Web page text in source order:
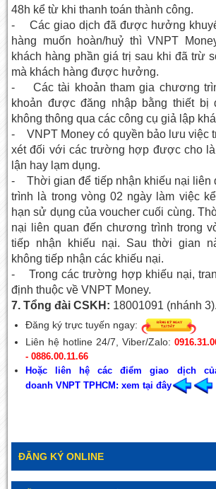
48h kể từ khi thanh toán thành công.
- Các giao dịch đã được hưởng
hàng muốn hoàn/huỷ thì VNPT
khách hàng phần giá trị sau khi đã trừ
mà khách hàng được hưởng.
- Các tài khoản tham gia chương
khoản được đăng nhập bằng thiết bị
không thông qua các công cụ giả lập
- VNPT Money có quyền bảo lưu việc
xét đối với các trường hợp được cho
lận hay lạm dụng.
- Thời gian để tiếp nhận khiếu nại liên
trình là trong vòng 02 ngày làm việc
hạn sử dụng của voucher cuối cùng.
nại liên quan đến chương trình trong
tiếp nhận khiếu nại. Sau thời gian
không tiếp nhận các khiếu nại.
- Trong các trường hợp khiếu nại,
định thuộc về VNPT Money.
7. Tổng đài CSKH: 18001091 (nhánh 3).
Đăng ký trực tuyến ngay:
Liên hệ hotline 24/7, Viber/Zalo:
- 0886.00.11.66
Hoặc liên hệ các điểm giao dịch
doanh VNPT TPHCM: xem tại đây
ĐĂNG KÝ ONLINE